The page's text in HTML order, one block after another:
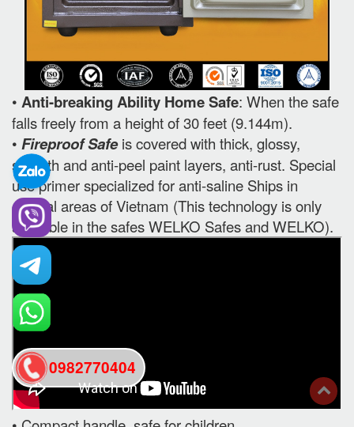
• Anti-breaking Ability Home Safe: When the safe
falls freely from a height of 30 feet (9.144m).
• Fireproof Safeis covered with thick, glossy,
smooth and anti-peel paint layers, anti-rust. Special
use primer specialized for anti-saline Ships in
coastal areas of Vietnam (This technology is only
available in the safes WELKO Safes and WELKO).
0982770404